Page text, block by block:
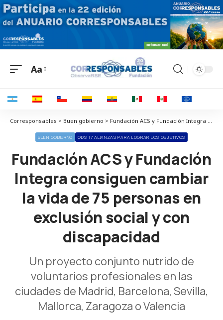
Aa
Corresponsables > Buen gobierno > Fundación ACS y Fundación Integra consiguen cambiar la vida de 75 personas en exclusión social y con discapacidad
BUEN GOBIERNO ODS 17 ALIANZAS PARA LOGRAR LOS OBJETIVOS
Fundación ACS y Fundación
Integra consiguen cambiar
la vida de 75 personas en
exclusión social y con
discapacidad
Un proyecto conjunto nutrido de
voluntarios profesionales en las
ciudades de Madrid, Barcelona, Sevilla,
Mallorca, Zaragoza o Valencia